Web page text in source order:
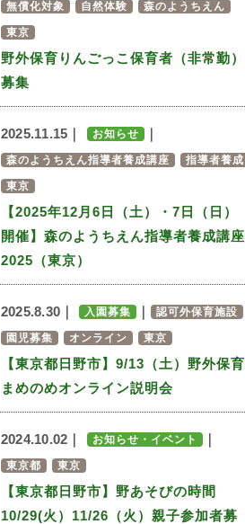
無償化対象 自然体験 森のようちえん
東京
野外保育りんごっこ保育者（非常勤）
募集
2025.11.15｜ お知らせ ｜
森のようちえん指導者養成講座 指導者養成
東京
【2025年12月6日（土）・7日（日）
開催】森のようちえん指導者養成講座
2025（東京）
2025.8.30｜ 入園募集 認可外保育施設
園児募集 オンライン 東京
【東京都日野市】9/13（土）野外保育
まめのめオンライン説明会
2024.10.02｜ お知らせ・イベント ｜
東京都 東京
【東京都日野市】野あそびの時間
10/29(火）11/26（火）親子参加者募